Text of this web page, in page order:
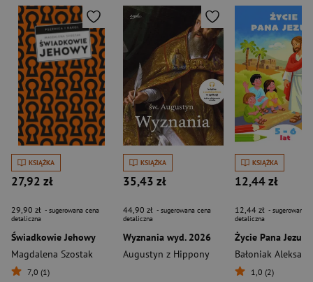
KSIĄŻKA
27,92 zł
29,90 zł - sugerowana cena
detaliczna
Świadkowie Jehowy
Magdalena Szostak
7,0 (1)
KSIĄŻKA
35,43 zł
44,90 zł - sugerowana cena
detaliczna
Wyznania wyd. 2026
Augustyn z Hippony
KSIĄŻKA
12,44 zł
12,44 zł - sugerowana
detaliczna
Życie Pana Jezusa
Bałoniak
1,0 (2)